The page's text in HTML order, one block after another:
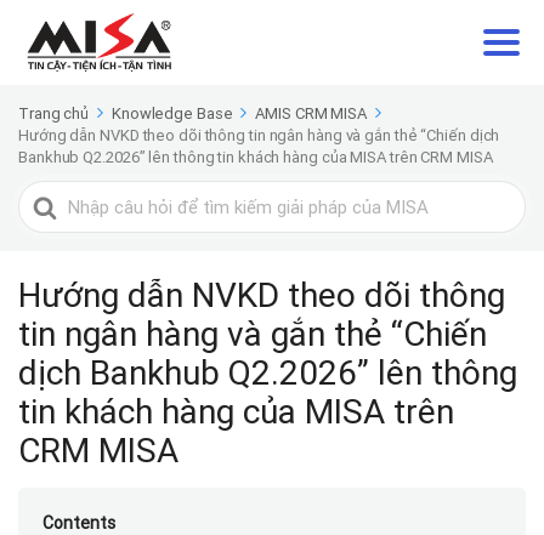
Trang chủ Knowledge Base
AMIS CRM MISA
Hướng dẫn NVKD theo dõi thông tin ngân hàng và gắn thẻ “Chiến dịch
Bankhub Q2.2026” lên thông tin khách hàng của MISA trên CRM MISA
Search
For
Hướng dẫn NVKD theo dõi thông
tin ngân hàng và gắn thẻ “Chiến
dịch Bankhub Q2.2026” lên thông
tin khách hàng của MISA trên
CRM MISA
Contents